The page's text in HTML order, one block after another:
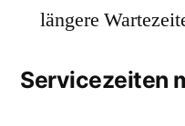
längere
Servicezeiten